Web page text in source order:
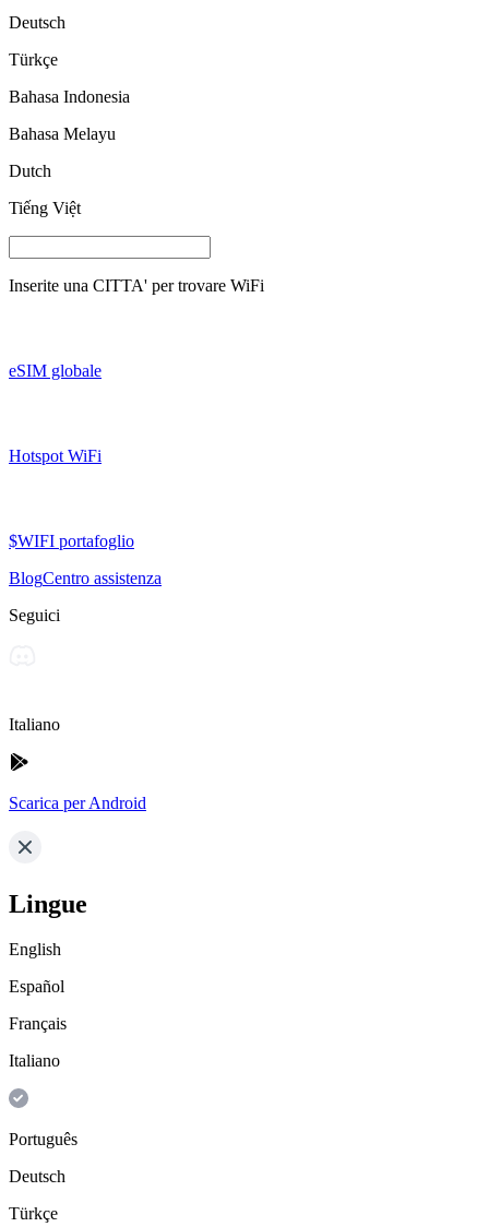
Deutsch
Türkçe
Bahasa Indonesia
Bahasa Melayu
Dutch
Tiếng Việt
Inserite una CITTA' per trovare WiFi
eSIM globale
Hotspot WiFi
$WIFI portafoglio
BlogCentro assistenza
Seguici
Italiano
Scarica per Android
Lingue
English
Español
Français
Italiano
Português
Deutsch
Türkçe